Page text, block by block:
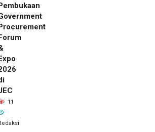
11
15 jam lalu
Eks